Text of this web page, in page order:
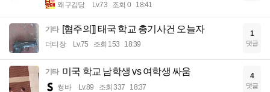
왜구김당 Lv.73 조회 0 18:41
기타 [혐주의]] 태국 학교 총기사건 오늘자
더티장 Lv.75 조회 153 18:39
1
댓글
기타 미국 학교 남학생 vs 여학생 싸움
썽바 Lv.89 조회 337 18:37
4
댓글